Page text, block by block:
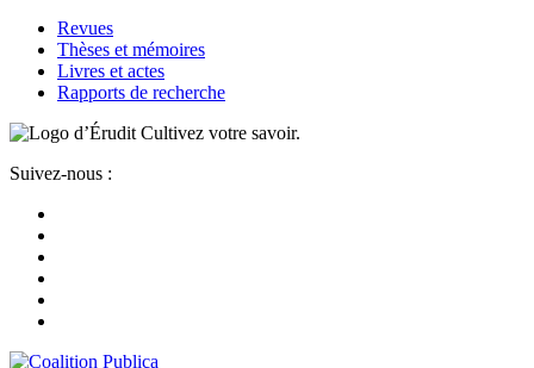
Revues
Thèses et mémoires
Livres et actes
Rapports de recherche
Cultivez votre savoir.
Suivez-nous :